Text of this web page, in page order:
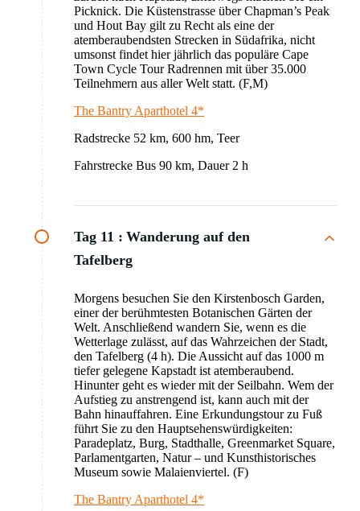
Picknick. Die Küstenstrasse über Chapman’s Peak
und Hout Bay gilt zu Recht als eine der
atemberaubendsten Strecken in Südafrika, nicht
umsonst findet hier jährlich das populäre Cape
Town Cycle Tour Radrennen mit über 35.000
Teilnehmern aus aller Welt statt. (F,M)
The Bantry Aparthotel 4*
Radstrecke 52 km, 600 hm, Teer
Fahrstrecke Bus 90 km, Dauer 2 h
Tag 11 : Wanderung auf den
Tafelberg
Morgens besuchen Sie den Kirstenbosch Garden,
einer der berühmtesten Botanischen Gärten der
Welt. Anschließend wandern Sie, wenn es die
Wetterlage zulässt, auf das Wahrzeichen der Stadt,
den Tafelberg (4 h). Die Aussicht auf das 1000 m
tiefer gelegene Kapstadt ist atemberaubend.
Hinunter geht es wieder mit der Seilbahn. Wem der
Aufstieg zu anstrengend ist, kann auch mit der
Bahn hinauffahren. Eine Erkundungstour zu Fuß
führt Sie zu den Hauptsehenswürdigkeiten:
Paradeplatz, Burg, Stadthalle, Greenmarket Square,
Parlamentgarten, Natur – und Kunsthistorisches
Museum sowie Malaienviertel. (F)
The Bantry Aparthotel 4*